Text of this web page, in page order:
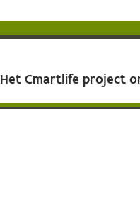
Het Cmartlife project